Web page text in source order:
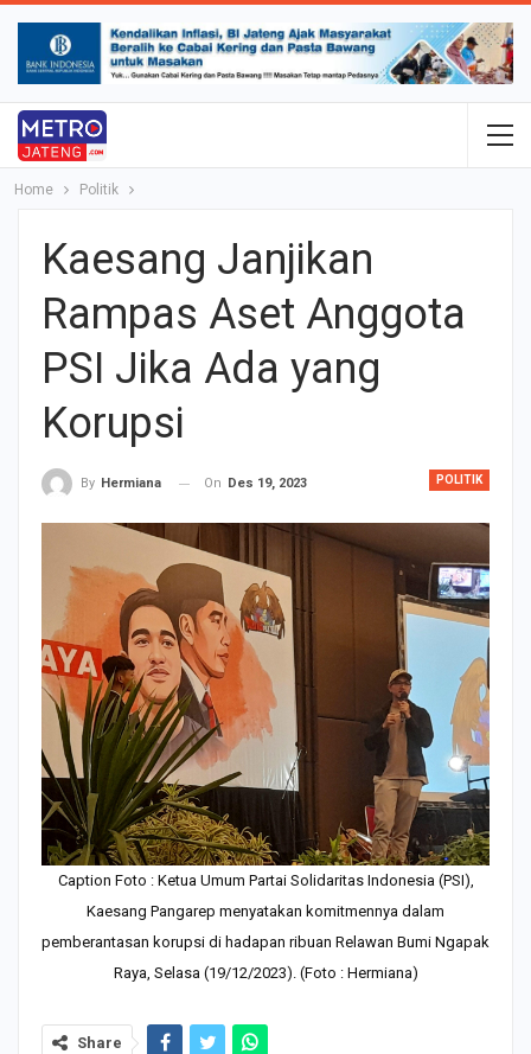
Home Politik
Kaesang Janjikan
Rampas Aset Anggota
PSI Jika Ada yang
Korupsi
POLITIK
By Hermiana On Des 19, 2023
Caption Foto : Ketua Umum Partai Solidaritas Indonesia (PSI),
Kaesang Pangarep menyatakan komitmennya dalam
pemberantasan korupsi di hadapan ribuan Relawan Bumi Ngapak
Raya, Selasa (19/12/2023). (Foto : Hermiana)
Share